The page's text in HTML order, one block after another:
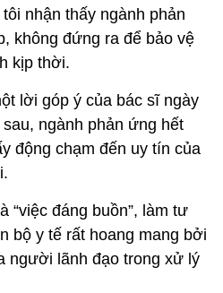
nhận thấy ngành phản
không đứng ra để bảo vệ
kịp thời.
lời góp ý của bác sĩ ngày
ngành phản ứng hết
động chạm đến uy tín của
“việc đáng buồn”, làm tư
bộ y tế rất hoang mang bởi
người lãnh đạo trong xử lý